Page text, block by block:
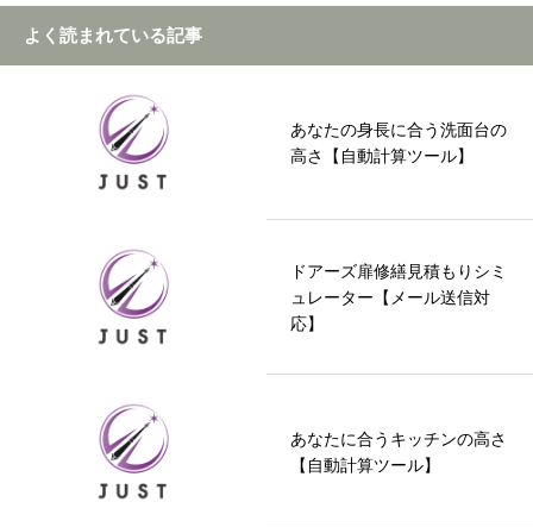
よく読まれている記事
あなたの身長に合う洗面台の
高さ【自動計算ツール】
ドアーズ扉修繕見積もりシミ
ュレーター【メール送信対
応】
あなたに合うキッチンの高さ
【自動計算ツール】